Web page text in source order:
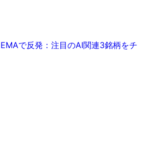
で反発：注目のAI関連3銘柄をチ